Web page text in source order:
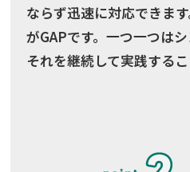
ならず迅速に対応できま
がGAPです。一つ一つはシ
それを継続して実践するこ